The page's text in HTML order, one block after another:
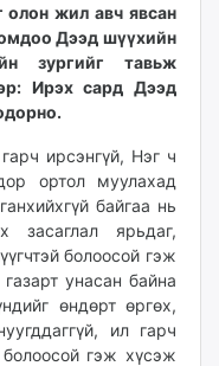
олон жил авч явсан
Дээд шүүхийн
зургийг тавьж
Ирэх сард Дээд
ирсэнгүй, Нэг ч
ортол муулахад
байгаа нь
ярьдаг,
болоосой гэж
унасан байна
өндөрт өргөх,
ил гарч
гэж хүсэж